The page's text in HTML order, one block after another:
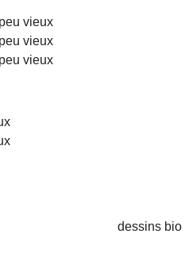
dessins bio